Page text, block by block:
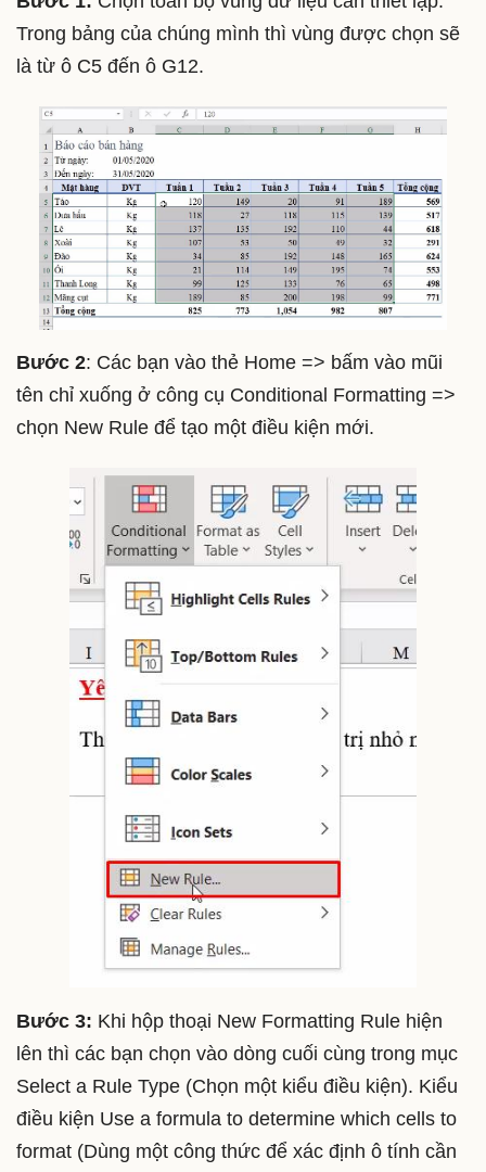
Trong bảng của chúng mình thì vùng được chọn sẽ
là từ ô C5 đến ô G12.
Bước 2: Các bạn vào thẻ Home => bấm vào mũi
tên chỉ xuống ở công cụ Conditional Formatting =>
chọn New Rule để tạo một điều kiện mới.
Bước 3: Khi hộp thoại New Formatting Rule hiện
lên thì các bạn chọn vào dòng cuối cùng trong mục
Select a Rule Type (Chọn một kiểu điều kiện). Kiểu
điều kiện Use a formula to determine which cells to
format (Dùng một công thức để xác định ô tính cần